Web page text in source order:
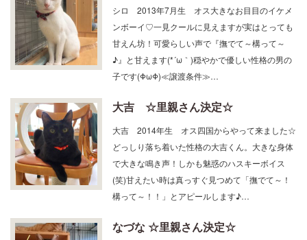
ンボーイ♡一見クールに見えますが実はとっても
甘えん坊！可愛らしい声で『撫でて～構って～
♪』と甘えます(*´ω｀)穏やかで優しい性格の男の
子です(ΦωΦ)≪譲渡条件≫…
大吉 2014年生 オス四国からやって来ました☆
どっしり落ち着いた性格の大吉くん。大きな身体
で大きな鳴き声！しかも魅惑のハスキーボイス
(笑)甘えたい時は真っすぐ見つめて「撫でて～！
構って～！！」とアピールします♪…
なづな 2014年生 メス小っちゃい身体で元気い